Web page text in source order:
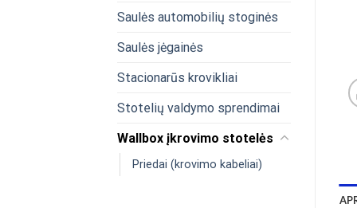
Saulės automobilių stoginės
Saulės jėgainės
Stacionarūs krovikliai
Stotelių valdymo sprendimai
Wallbox įkrovimo stotelės
Priedai (krovimo kabeliai)